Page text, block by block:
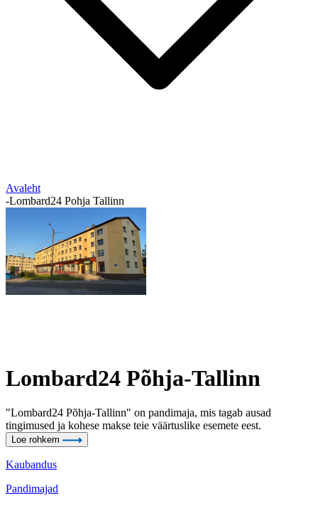
Avaleht
-Lombard24 Pohja Tallinn
Lombard24 Põhja-Tallinn
"Lombard24 Põhja-Tallinn" on pandimaja, mis tagab ausad
tingimused ja kohese makse teie väärtuslike esemete eest.
Loe rohkem
Kaubandus
Pandimajad